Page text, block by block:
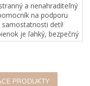
a nenahraditeľný
na podporu
samostatnosti detí!
je ľahký, bezpečný
a je navrhnutý
hygieny a získať...
PRODUKTY